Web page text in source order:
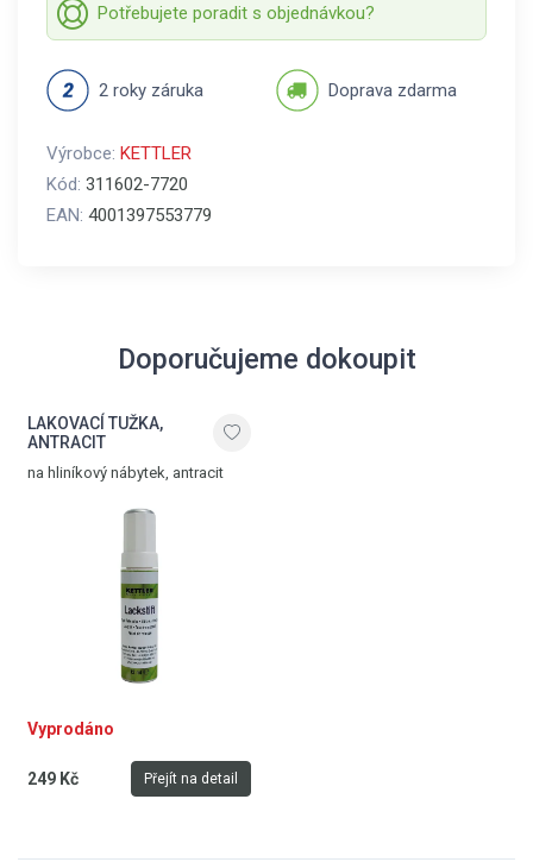
Potřebujete poradit s objednávkou?
2 roky záruka Doprava zdarma
Výrobce: KETTLER
Kód: 311602-7720
EAN: 4001397553779
Doporučujeme dokoupit
LAKOVACÍ TUŽKA,
ANTRACIT
na hliníkový nábytek, antracit
Vyprodáno
249 Kč Přejít na detail